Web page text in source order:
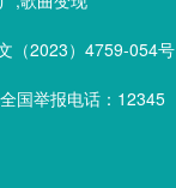
（2023）4759-054号
国举报电话：12345